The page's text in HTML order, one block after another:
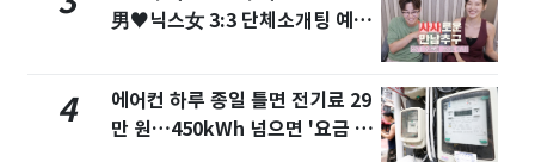
男♥닉스女 3:3 단체소개팅 예능
4
에어컨 하루 종일 틀면 전기료 29
만 원…450kWh 넘으면 '요금 폭